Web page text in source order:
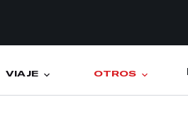
VIAJE OTROS